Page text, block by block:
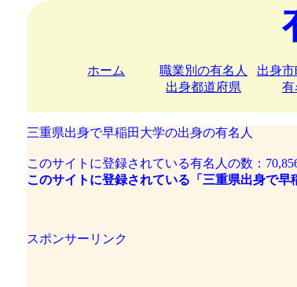
ホーム
職業別の有名人
出身都道府県
出身
有
三重県出身で早稲田大学の出身の有名人
このサイトに登録されている有名人の数：
このサイトに登録されている「三重県出身で早
スポンサーリンク